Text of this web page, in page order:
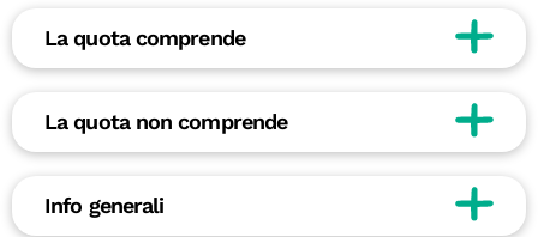
La quota comprende
La quota non comprende
Info generali